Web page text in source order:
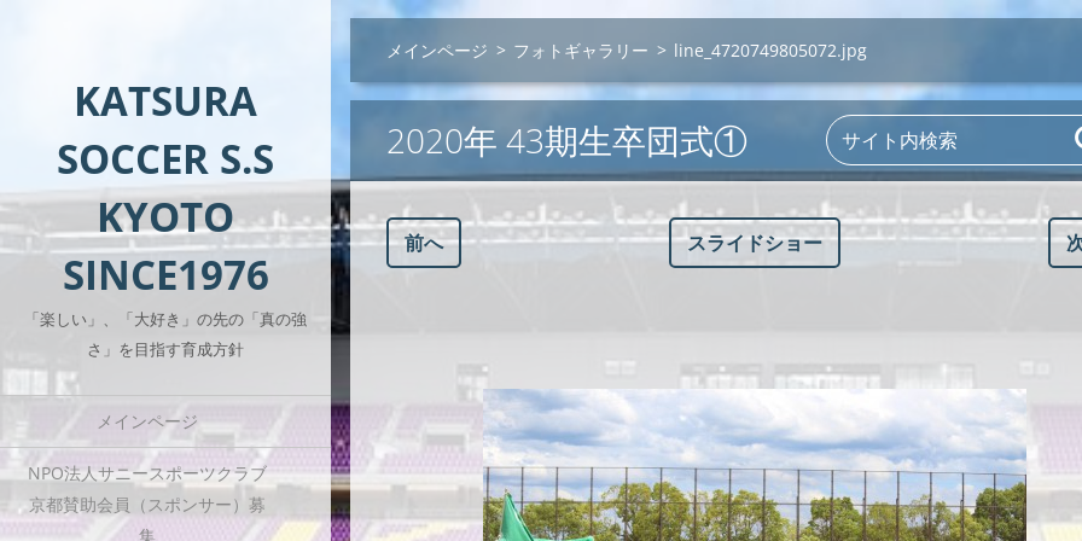
KATSURA
SOCCER S.S
KYOTO
SINCE1976
「楽しい」、「大好き」の先の「真の強
さ」を目指す育成方針
メインページ
NPO法人サニースポーツクラブ
京都賛助会員（スポンサー）募
集
メインページ > フォトギャラリー > line_4720749805072.jpg
2020年 43期生卒団式①
前へ スライドショー